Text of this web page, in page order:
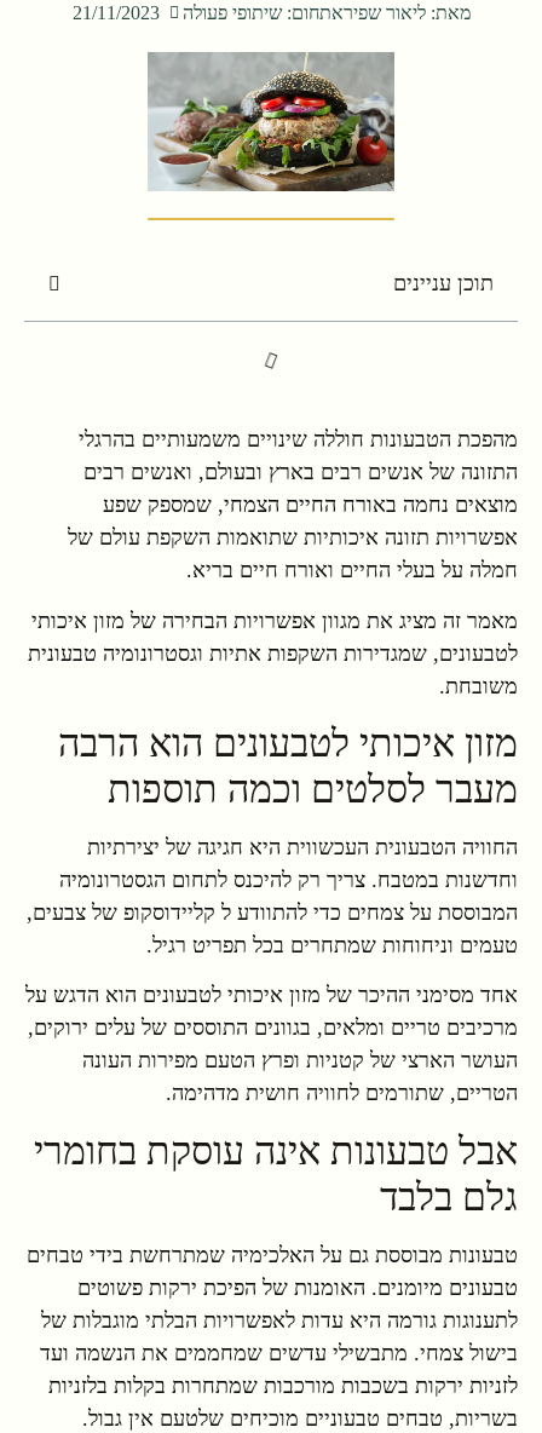
מאת: ליאור שפיראתחום: שיתופי פעולה 21/11/2023
תוכן עניינים
מהפכת הטבעונות חוללה שינויים משמעותיים בהרגלי
התזונה של אנשים רבים בארץ ובעולם, ואנשים רבים
מוצאים נחמה באורח החיים הצמחי, שמספק שפע
אפשרויות תזונה איכותיות שתואמות השקפת עולם של
חמלה על בעלי החיים ואורח חיים בריא.
מאמר זה מציג את מגוון אפשרויות הבחירה של מזון איכותי
לטבעונים, שמגדירות השקפות אתיות וגסטרונומיה טבעונית
משובחת.
מזון איכותי לטבעונים הוא הרבה
מעבר לסלטים וכמה תוספות
החוויה הטבעונית העכשווית היא חגיגה של יצירתיות
וחדשנות במטבח. צריך רק להיכנס לתחום הגסטרונומיה
המבוססת על צמחים כדי להתוודע ל קליידוסקופ של צבעים,
טעמים וניחוחות שמתחרים בכל תפריט רגיל.
אחד מסימני ההיכר של מזון איכותי לטבעונים הוא הדגש על
מרכיבים טריים ומלאים, בגוונים התוססים של עלים ירוקים,
העושר הארצי של קטניות ופרץ הטעם מפירות העונה
הטריים, שתורמים לחוויה חושית מדהימה.
אבל טבעונות אינה עוסקת בחומרי
גלם בלבד
טבעונות מבוססת גם על האלכימיה שמתרחשת בידי טבחים
טבעונים מיומנים. האומנות של הפיכת ירקות פשוטים
לתענוגות גורמה היא עדות לאפשרויות הבלתי מוגבלות של
בישול צמחי. מתבשילי עדשים שמחממים את הנשמה ועד
לזניות ירקות בשכבות מורכבות שמתחרות בקלות בלזניות
בשריות, טבחים טבעוניים מוכיחים שלטעם אין גבול.